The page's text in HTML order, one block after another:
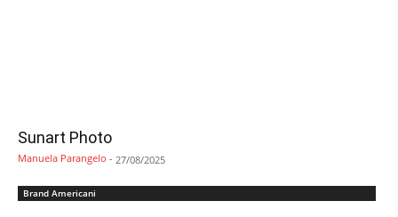
Sunart Photo
Manuela Parangelo - 27/08/2025
Brand Americani